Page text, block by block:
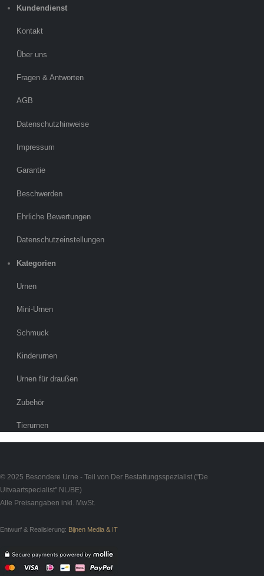
Kundendienst
Kontakt
Über uns
Fragen & Antworten
AGB
Datenschutzhinweise
Impressum
Garantie
Beschwerden
Ehrliche Bewertungen
Datenschutzeinstellungen
Kategorien
Urnen
Mini-Urnen
Schmuck
Kinderurnen
Urnen für draußen
Zubehör
Tierurnen
© 2025 Besondere Urne - Teil von Der Bestattungsspezialist ("De
Uitvaartspecialist" NL/BE)
Alle Preisangaben inkl. MwSt.
Entwurf & Realisierung: Bijnen Media & IT